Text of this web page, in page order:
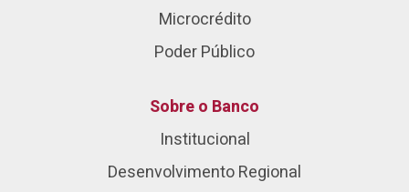
Microcrédito
Poder Público
Sobre o Banco
Institucional
Desenvolvimento Regional